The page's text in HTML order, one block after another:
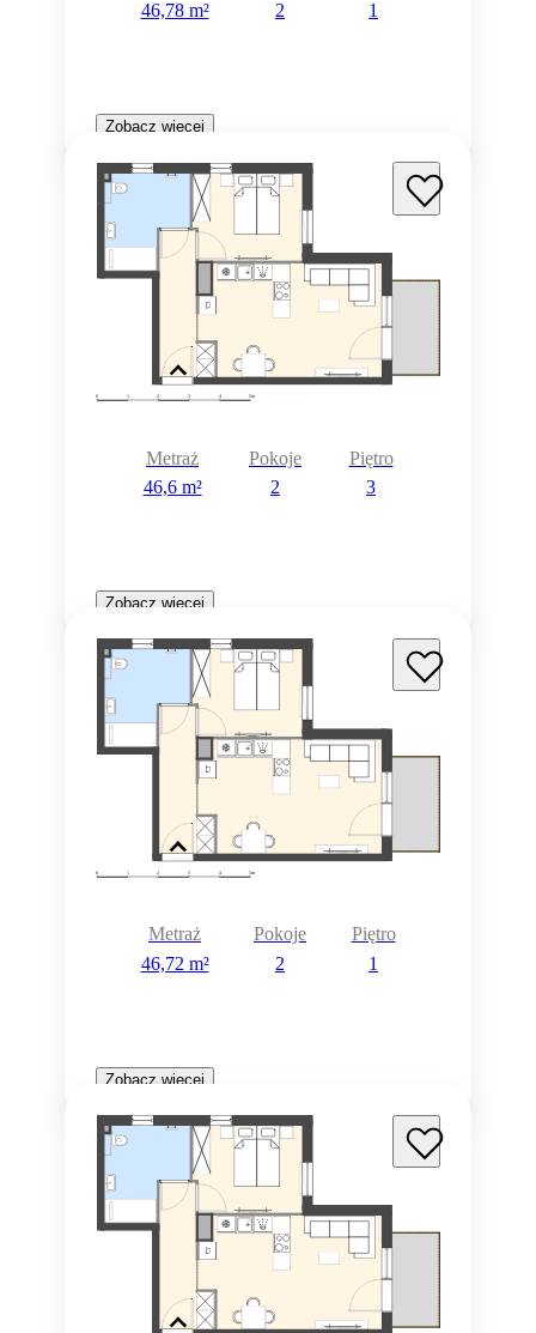
46,78 m²
2
1
Zobacz więcej
Metraż
46,6 m²
Pokoje
2
Piętro
3
Zobacz więcej
Metraż
46,72 m²
Pokoje
2
Piętro
1
Zobacz więcej